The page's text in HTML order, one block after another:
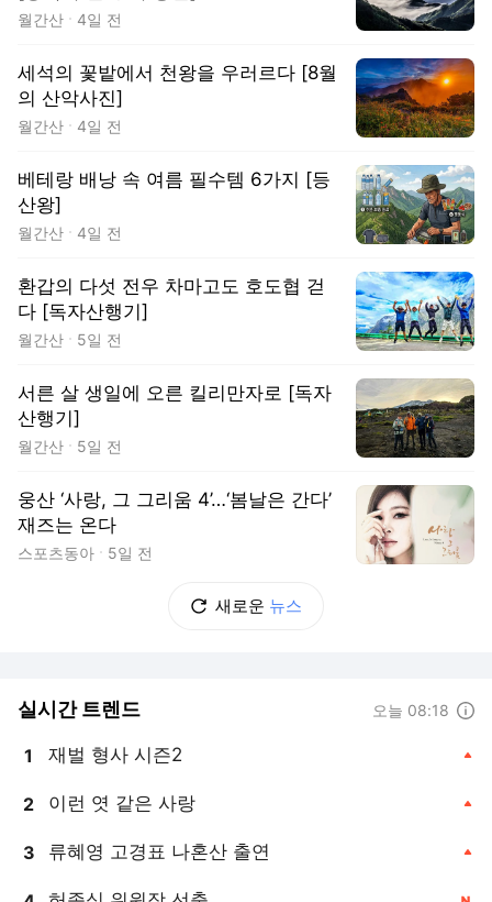
월간산 4일 전
세석의 꽃밭에서 천왕을 우러르다 [8월
의 산악사진]
월간산 4일 전
베테랑 배낭 속 여름 필수템 6가지 [등
산왕]
월간산 4일 전
환갑의 다섯 전우 차마고도 호도협 걷
다 [독자산행기]
월간산 5일 전
서른 살 생일에 오른 킬리만자로 [독자
산행기]
월간산 5일 전
웅산 ‘사랑, 그 그리움 4’…‘봄날은 간다’
재즈는 온다
스포츠동아 5일 전
새로운 뉴스
실시간 트렌드 오늘 08:18
1 재벌 형사 시즌2
2 이런 엿 같은 사랑
3 류혜영 고경표 나혼산 출연